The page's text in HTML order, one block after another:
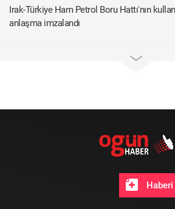
Irak-Türkiye Ham Petrol Boru Hattı'nın
anlaşma imzalandı